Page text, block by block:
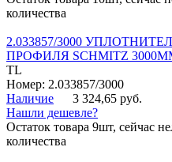
количества
2.033857/3000
ПРОФИЛЯ SCHMITZ
TL
Номер: 2.033857/3000
Наличие
3 324,65 руб.
Нашли дешевле?
Остаток товара 9шт, сейчас
количества